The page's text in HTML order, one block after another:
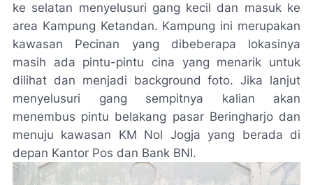
ke selatan menyelusuri gang kecil dan masuk ke
area Kampung Ketandan. Kampung ini merupakan
kawasan Pecinan yang dibeberapa lokasinya
masih ada pintu-pintu cina yang menarik untuk
dilihat dan menjadi background foto. Jika lanjut
menyelusuri gang sempitnya kalian akan
menembus pintu belakang pasar Beringharjo dan
menuju kawasan KM Nol Jogja yang berada di
depan Kantor Pos dan Bank BNI.